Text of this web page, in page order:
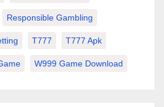
Responsible Gambling
T777 T777 Apk
W999 Game Download